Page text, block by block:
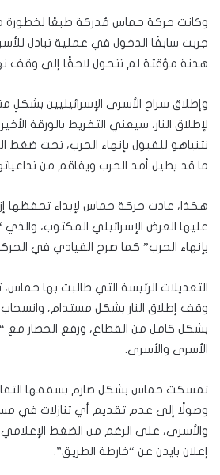
وكانت حركة حماس مُدركة طبعًا لخطورة
جربت سابقًا الدخول في عملية تبادل
هدنة مؤقتة لم تتحول لاحقًا إلى وقف
وإطلاق سراح الأسرى الإسرائيليين
لإطلاق النار، سيعني التفريط بالورقة
نتنياهو للقبول بإنهاء الحرب، تحت ضغط
ما قد يطيل أمد الحرب ويفاقم من
هكذا، عادت حركة حماس لإبداء تحفظها
عليها العرض الإسرائيلي المكتوب،
بإنهاء الحرب” كما صرح القيادي في
التعديلات الرئيسة التي طالبت بها
وقف إطلاق النار بشكل مستدام، وانسحاب
بشكل كامل من القطاع، ورفع الحصار مع
الأسرى والأسرى.
تمسكت حماس بشكل صارم بسقفها
وصولًا إلى عدم تقديم أي تنازلات في
والأسرى، على الرغم من الضغط
إعلان بايدن عن “خارطة الطريق”.